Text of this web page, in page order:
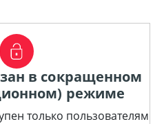
в сокращенном
режиме
только пользователям